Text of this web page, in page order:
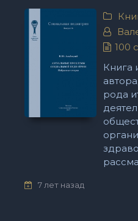
100
Книга
рода
7 лет назад